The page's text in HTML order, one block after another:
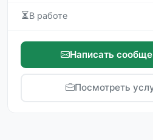
В работе
Написать
Посмотреть